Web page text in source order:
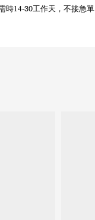
時14-30工作天，不接急單